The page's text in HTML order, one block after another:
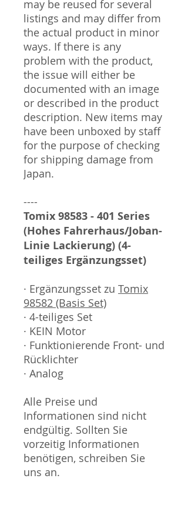
may be reused for several
listings and may differ from
the actual product in minor
ways. If there is any
problem with the product,
the issue will either be
documented with an image
or described in the product
description. New items may
have been unboxed by staff
for the purpose of checking
for shipping damage from
Japan.
----
Tomix 98583 - 401 Series
(Hohes Fahrerhaus/Joban-
Linie Lackierung) (4-
teiliges Ergänzungsset)
· Ergänzungsset zu Tomix
98582 (Basis Set)
· 4-teiliges Set
· KEIN Motor
· Funktionierende Front- und
Rücklichter
· Analog
Alle Preise und
Informationen sind nicht
endgültig. Sollten Sie
vorzeitig Informationen
benötigen, schreiben Sie
uns an.